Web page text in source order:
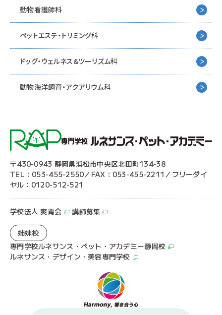
動物看護師科
ペットエステ・トリミング科
ドッグ・ウェルネス&ツーリズム科
動物海洋飼育・アクアリウム科
〒430-0943 静岡県浜松市中央区北田町134-38
TEL：053-455-2550／FAX：053-455-2211／フリーダイ
ヤル：0120-512-521
学校法人 爽青会 講師募集
姉妹校
専門学校ルネサンス・ペット・アカデミー静岡校
ルネサンス・デザイン・美容専門学校